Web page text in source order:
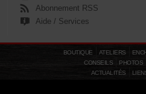
Abonnement RSS
Aide / Services
BOUTIQUE ATELIERS
CONSEILS
PHOTOS
ACTUALITÉS